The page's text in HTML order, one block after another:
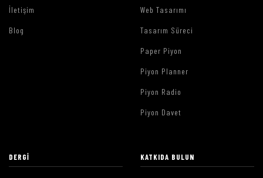
İletişim
Blog
Web Tasarımı
Tasarım Süreci
Paper Piyon
Piyon Planner
Piyon Radio
Piyon Davet
DERGI KATKIDA BULUN